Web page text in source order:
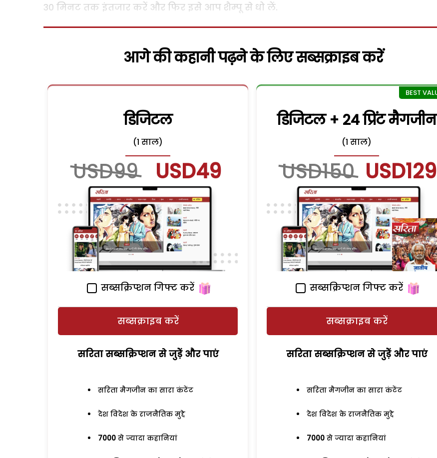
30 मिनट तक इंतजार करें और फिर इसे आप शैम्पू से धो लें.
आगे की कहानी पढ़ने के लिए सब्सक्राइब करें
डिजिटल
(1 साल)
USD99 USD49
सब्सक्रिप्शन गिफ्ट करें
सब्सक्राइब करें
सरिता सब्सक्रिप्शन से जुड़ेें और पाएं
सरिता मैगजीन का सारा कंटेंट
देश विदेश के राजनैतिक मुद्दे
7000 से ज्यादा कहानियां
डिजिटल + 24 प्रिंट मैगजीन
(1 साल)
USD150 USD129
सब्सक्रिप्शन गिफ्ट करें
सब्सक्राइब करें
सरिता सब्सक्रिप्शन से जुड़ेें और पाएं
सरिता मैगजीन का सारा कंटेंट
देश विदेश के राजनैतिक मुद्दे
7000 से ज्यादा कहानियां